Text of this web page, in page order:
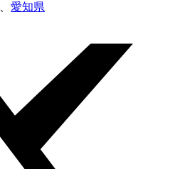
、 愛知県